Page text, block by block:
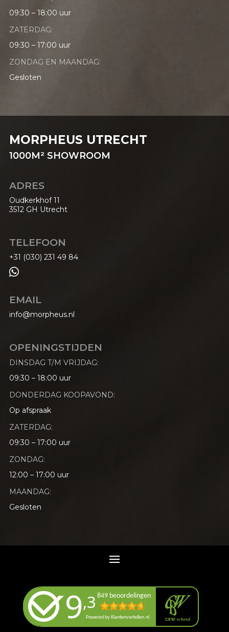
09:30 – 18:00 uur
ZATERDAG:
09:30 – 17:00 uur
ZONDAG EN MAANDAG:
Gesloten
MORPHEUS UTRECHT
1000M²SHOWROOM
ADRES
Oudkerkhof 11
3512 GH Utrecht
TELEFOON
+31 (030) 231 49 84

EMAIL
info@morpheus.nl
OPENINGSTIJDEN
DINSDAG T/M VRIJDAG:
09:30 – 18:00 uur
DONDERDAG KOOPAVOND:
Op afspraak
ZATERDAG:
09:30 – 17:00 uur
ZONDAG:
12:00 – 17:00 uur
MAANDAG:
Gesloten